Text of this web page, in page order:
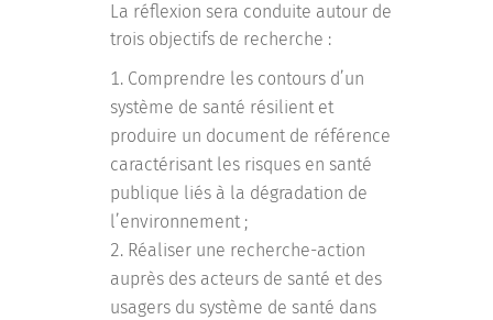
La réflexion sera conduite autour de
trois objectifs de recherche :
Comprendre les contours d’un
système de santé résilient et
produire un document de référence
caractérisant les risques en santé
publique liés à la dégradation de
l’environnement ;
Réaliser une recherche-action
auprès des acteurs de santé et des
usagers du système de santé dans